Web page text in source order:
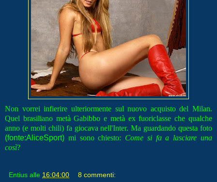
Non vorrei infierire ulteriormente sul nuovo acquisto del Milan.
Quel brasiliano metà Gabibbo e metà ex fuoriclasse che qualche
anno (e molti chili) fa giocava nell'Inter. Ma guardando questa foto
(fonte:AliceSport) mi sono chiesto: Come si fa a lasciare una
così?
Entius alle 16:04:00 8 commenti: